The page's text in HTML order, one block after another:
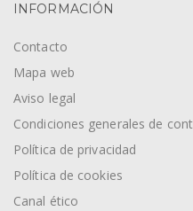
INFORMACIÓN
Contacto
Mapa web
Aviso legal
Condiciones generales de
Política de privacidad
Política de cookies
Canal ético